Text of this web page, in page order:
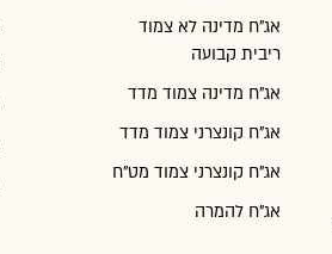
אג"ח מדינה לא צמוד
ריבית קבועה
אג"ח מדינה צמוד מדד
אג"ח קונצרני צמוד מדד
אג"ח קונצרני צמוד מט"ח
אג"ח להמרה